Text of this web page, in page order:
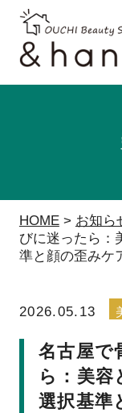
HOME> お知ら
びに迷ったら：
準と顔の歪みケ
2026.05.13
名古屋で
ら：美容
選択基準